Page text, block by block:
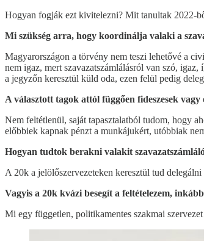
Hogyan fogják ezt kivitelezni? Mit tanultak 2022-
Mi szükség arra, hogy koordinálja valaki a
Magyarországon a törvény nem teszi lehetővé a
nem igaz, mert szavazatszámlálásról van szó,
a jegyzőn keresztül küld oda, ezen felül pedig
A választott tagok attól függően fideszesek
Nem feltétlenül, saját tapasztalatból tudom, hogy
előbbiek kapnak pénzt a munkájukért, utóbbiak
Hogyan tudtok berakni valakit
A 20k a jelölőszervezeteken keresztül tud delegálni
Vagyis a 20k kvázi besegít a feltételezem,
Mi egy független, politikamentes szakmai